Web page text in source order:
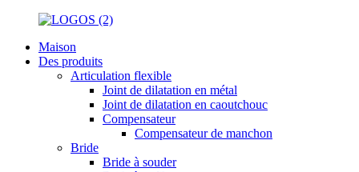
Maison
Des produits
Articulation flexible
Joint de dilatation en métal
Joint de dilatation en caoutchouc
Compensateur
Compensateur de manchon
Bride
Bride à souder